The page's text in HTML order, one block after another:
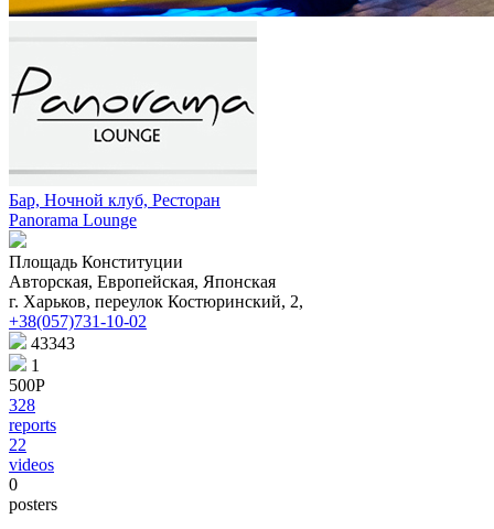
Бар, Ночной клуб, Ресторан
Panorama Lounge
Площадь Конституции
Авторская, Европейская, Японская
г. Харьков, переулок Костюринский, 2,
+38(057)731-10-02
43343
1
500Р
328
reports
22
videos
0
posters